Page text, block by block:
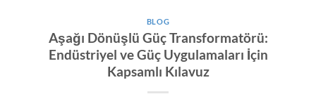
BLOG
Aşağı Dönüşlü Güç Transformatörü:
Endüstriyel ve Güç Uygulamaları İçin
Kapsamlı Kılavuz